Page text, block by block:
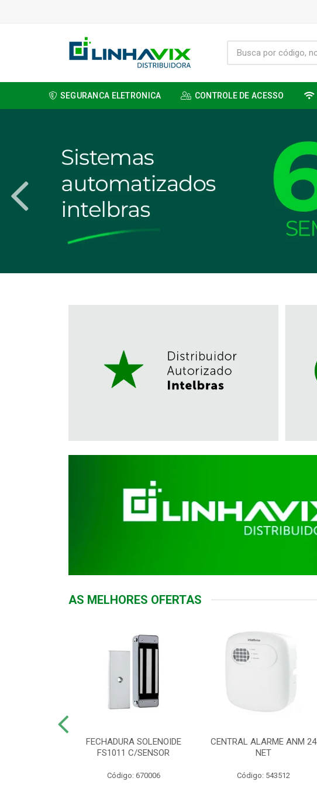
SEGURANCA ELETRONICA CONTROLE DE ACESSO
AS MELHORES OFERTAS
FECHADURA SOLENOIDE
FS1011 C/SENSOR
Código: 670006
CENTRAL ALARME ANM 24
NET
Código: 543512